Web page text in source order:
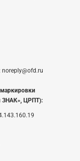
noreply@ofd.ru
ЦРПТ):